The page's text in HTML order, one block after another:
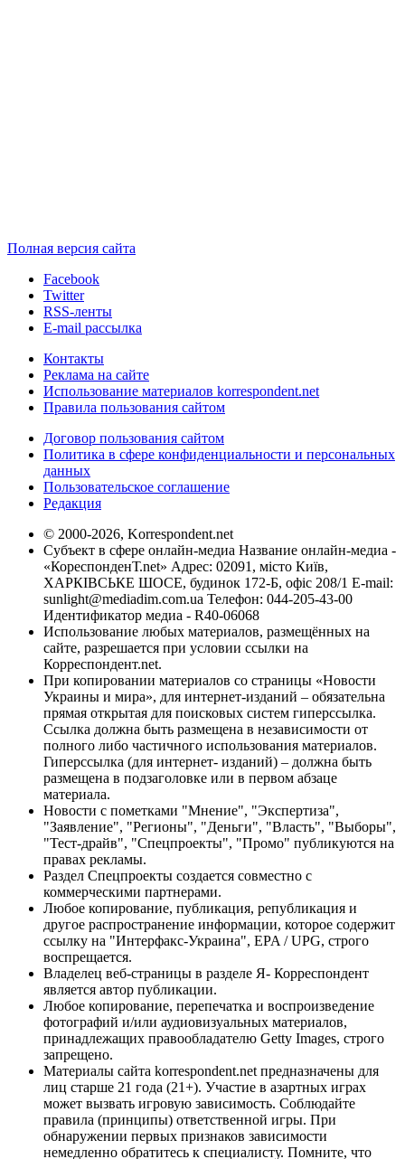
Полная версия сайта
Facebook
Twitter
RSS-ленты
E-mail рассылка
Контакты
Реклама на сайте
Использование материалов korrespondent.net
Правила пользования сайтом
Договор пользования сайтом
Политика в сфере конфиденциальности и персональных
данных
Пользовательское соглашение
Редакция
© 2000-2026, Korrespondent.net
Субъект в сфере онлайн-медиа Название онлайн-медиа -
«КореспонденТ.net» Адрес: 02091, місто Київ,
ХАРКІВСЬКЕ ШОСЕ, будинок 172-Б, офіс 208/1 E-mail:
sunlight@mediadim.com.ua Телефон: 044-205-43-00
Идентификатор медиа - R40-06068
Использование любых материалов, размещённых на
сайте, разрешается при условии ссылки на
Корреспондент.net.
При копировании материалов со страницы «Новости
Украины и мира», для интернет-изданий – обязательна
прямая открытая для поисковых систем гиперссылка.
Ссылка должна быть размещена в независимости от
полного либо частичного использования материалов.
Гиперссылка (для интернет- изданий) – должна быть
размещена в подзаголовке или в первом абзаце
материала.
Новости с пометками "Мнение", "Экспертиза",
"Заявление", "Регионы", "Деньги", "Власть", "Выборы",
"Тест-драйв", "Спецпроекты", "Промо" публикуются на
правах рекламы.
Раздел Спецпроекты создается совместно с
коммерческими партнерами.
Любое копирование, публикация, републикация и
другое распространение информации, которое содержит
ссылку на "Интерфакс-Украина", EPA / UPG, строго
воспрещается.
Владелец веб-страницы в разделе Я- Корреспондент
является автор публикации.
Любое копирование, перепечатка и воспроизведение
фотографий и/или аудиовизуальных материалов,
принадлежащих правообладателю Getty Images, строго
запрещено.
Материалы сайта korrespondent.net предназначены для
лиц старше 21 года (21+). Участие в азартных играх
может вызвать игровую зависимость. Соблюдайте
правила (принципы) ответственной игры. При
обнаружении первых признаков зависимости
немедленно обратитесь к специалисту. Помните, что